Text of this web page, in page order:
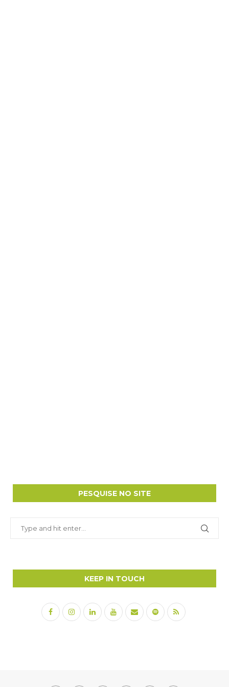
PESQUISE NO SITE
KEEP IN TOUCH